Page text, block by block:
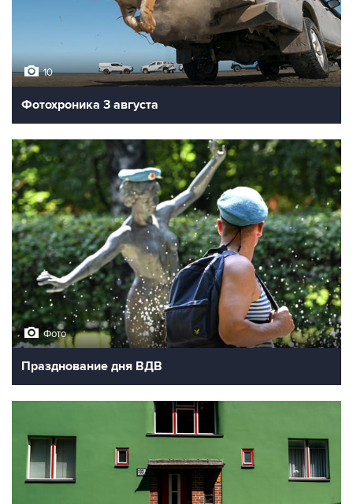
10
Фотохроника 3 августа
Фото
Празднование дня ВДВ